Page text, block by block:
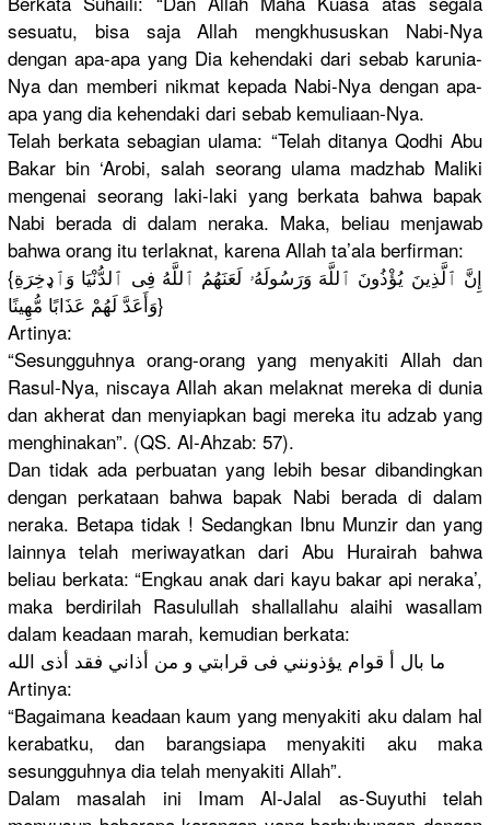
sesuatu, bisa saja Allah mengkhususkan Nabi-Nya
dengan apa-apa yang Dia kehendaki dari sebab karunia-
Nya dan memberi nikmat kepada Nabi-Nya dengan apa-
apa yang dia kehendaki dari sebab kemuliaan-Nya.
Telah berkata sebagian ulama: “Telah ditanya Qodhi Abu
Bakar bin ‘Arobi, salah seorang ulama madzhab Maliki
mengenai seorang laki-laki yang berkata bahwa bapak
Nabi berada di dalam neraka. Maka, beliau menjawab
bahwa orang itu terlaknat, karena Allah ta’ala berfirman:
{إِنَّ ٱلَّذِينَ يُؤْذُونَ ٱللَّهَ وَرَسُولَهُۥ لَعَنَهُمُ ٱللَّهُ فِى ٱلدُّنْيَا وَٱډخِرَةِ
وَأَعَدَّ لَهُمْ عَذَابًا مُّهِينًا}
Artinya:
“Sesungguhnya orang-orang yang menyakiti Allah dan
Rasul-Nya, niscaya Allah akan melaknat mereka di dunia
dan akherat dan menyiapkan bagi mereka itu adzab yang
menghinakan”. (QS. Al-Ahzab: 57).
Dan tidak ada perbuatan yang lebih besar dibandingkan
dengan perkataan bahwa bapak Nabi berada di dalam
neraka. Betapa tidak ! Sedangkan Ibnu Munzir dan yang
lainnya telah meriwayatkan dari Abu Hurairah bahwa
beliau berkata: “Engkau anak dari kayu bakar api neraka’,
maka berdirilahRasulullah shallallahu alaihi wasallam
dalam keadaan marah, kemudian berkata:
ما بال أ قوام يؤذونني فى قرابتي و من أذاني فقد أذى الله
Artinya:
“Bagaimana keadaan kaum yang menyakiti aku dalam hal
kerabatku, dan barangsiapa menyakiti aku maka
sesungguhnya dia telah menyakiti Allah”.
Dalam masalah ini Imam Al-Jalal as-Suyuthi telah